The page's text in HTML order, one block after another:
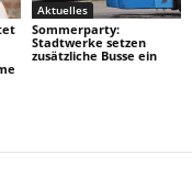
Aktuelles
Sommerparty:
Stadtwerke setzen
zusätzliche Busse ein